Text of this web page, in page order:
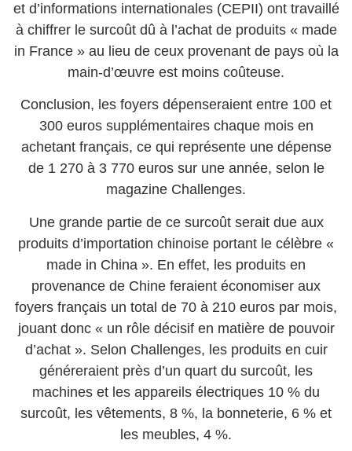
et d’informations internationales (CEPII) ont travaillé
à chiffrer le surcoût dû à l’achat de produits « made
in France » au lieu de ceux provenant de pays où la
main-d’œuvre est moins coûteuse.
Conclusion, les foyers dépenseraient entre 100 et
300 euros supplémentaires chaque mois en
achetant français, ce qui représente une dépense
de 1 270 à 3 770 euros sur une année, selon le
magazine Challenges.
Une grande partie de ce surcoût serait due aux
produits d’importation chinoise portant le célèbre «
made in China ». En effet, les produits en
provenance de Chine feraient économiser aux
foyers français un total de 70 à 210 euros par mois,
jouant donc « un rôle décisif en matière de pouvoir
d’achat ». Selon Challenges, les produits en cuir
généreraient près d’un quart du surcoût, les
machines et les appareils électriques 10 % du
surcoût, les vêtements, 8 %, la bonneterie, 6 % et
les meubles, 4 %.